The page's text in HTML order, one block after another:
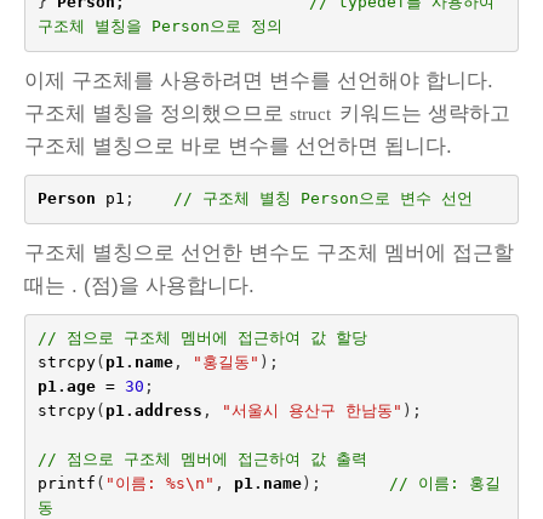
구조체 별칭을 Person으로 정의
이제 구조체를 사용하려면 변수를 선언해야 합니다.
구조체 별칭을 정의했으므로 struct 키워드는 생략하고
구조체 별칭으로 바로 변수를 선언하면 됩니다.
Person p1 ; // 구조체 별칭 Person으로 변수 선언
구조체 별칭으로 선언한 변수도 구조체 멤버에 접근할
때는 . (점)을 사용합니다.
// 점으로 구조체 멤버에 접근하여 값 할당
strcpy( p1. name, "홍길동" );
p1. age = 30 ;
strcpy( p1. address , "서울시 용산구 한남동" );
// 점으로 구조체 멤버에 접근하여 값 출력
printf ( "이름: %s\n " , p1. name);
// 이름: 홍길
동